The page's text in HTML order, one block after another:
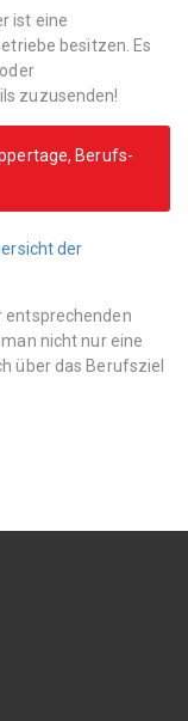
ist eine
besitzen. Es
zuzusenden!
Berufs-
der
entsprechenden
nicht nur eine
über das Berufsziel